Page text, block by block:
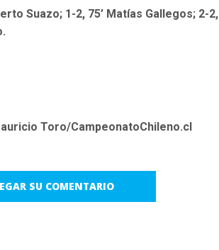
Suazo; 1-2, 75’ Matías Gallegos; 2-2,
Toro/CampeonatoChileno.cl
SU COMENTARIO